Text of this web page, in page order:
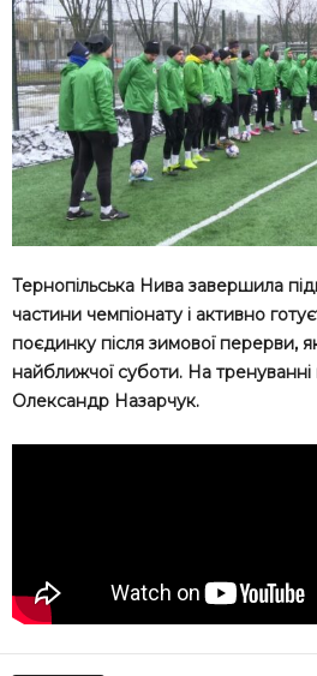
Тернопільська Нива завершила
частини чемпіонату і активно
поєдинку після зимової перерви,
найближчої суботи. На
Олександр Назарчук.